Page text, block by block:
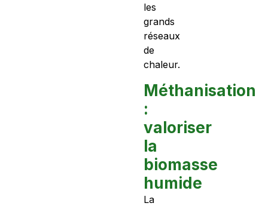
les
grands
réseaux
de
chaleur.
Méthanisation
:
valoriser
la
biomasse
humide
La